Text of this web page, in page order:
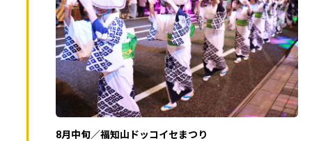
8月中旬／福知⼭ドッコイセまつり